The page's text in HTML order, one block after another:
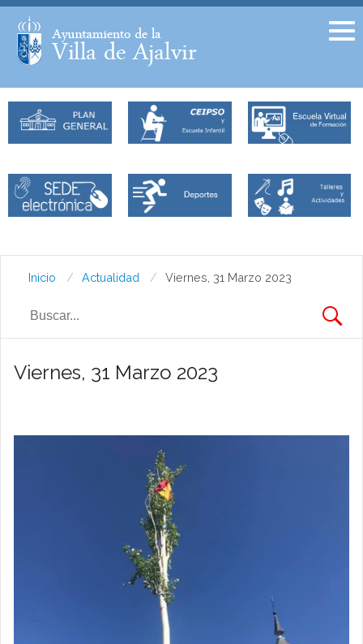
Facebook
Inicio Actualidad Viernes, 31 Marzo 2023
Viernes, 31 Marzo 2023